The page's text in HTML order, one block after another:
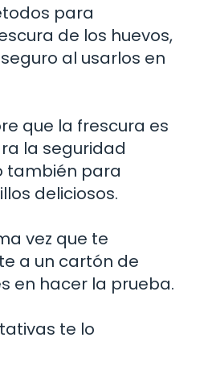
para
de los huevos,
al usarlos en
que la frescura es
la seguridad
también para
deliciosos.
vez que te
a un cartón de
en hacer la prueba.
te lo